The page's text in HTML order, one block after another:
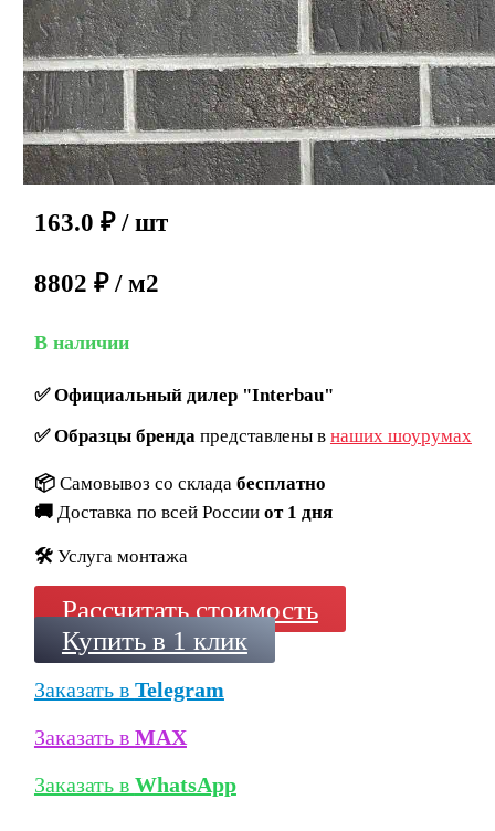
163.0 ₽ / шт
8802 ₽ / м2
В наличии
✅Официальный дилер "Interbau"
✅Образцы брендапредставлены в наших шоурумах
📦 Самовывоз со склада бесплатно
🚚 Доставка по всей России от 1 дня
🛠️ Услуга монтажа
Рассчитать стоимость
Купить в 1 клик
Заказать в Telegram
Заказать в MAX
Заказать в WhatsApp